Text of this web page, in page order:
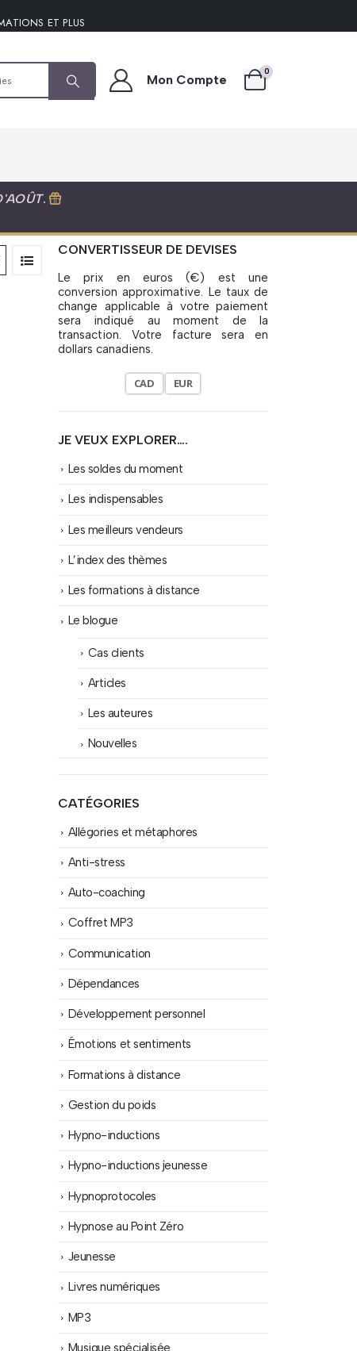
ET PLUS
Mon Compte
0
.
CONVERTISSEUR DE DEVISES
Le prix en euros (€) est une
conversion approximative. Le taux de
change applicable à votre paiement
sera indiqué au moment de la
transaction. Votre facture sera en
dollars canadiens.
CAD EUR
JE VEUX EXPLORER….
Les soldes du moment
Les indispensables
Les meilleurs vendeurs
L’index des thèmes
Les formations à distance
Le blogue
Cas clients
Articles
Les auteures
Nouvelles
CATÉGORIES
Allégories et métaphores
Anti-stress
Auto-coaching
Coffret MP3
Communication
Dépendances
Développement personnel
Émotions et sentiments
Formations à distance
Gestion du poids
Hypno-inductions
Hypno-inductions jeunesse
Hypnoprotocoles
Hypnose au Point Zéro
Jeunesse
Livres numériques
MP3
Musique spécialisée